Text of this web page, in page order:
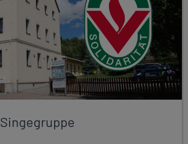
Singegruppe